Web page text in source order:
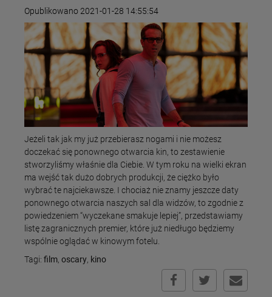
Opublikowano 2021-01-28 14:55:54
Jeżeli tak jak my już przebierasz nogami i nie możesz
doczekać się ponownego otwarcia kin, to zestawienie
stworzyliśmy właśnie dla Ciebie. W tym roku na wielki ekran
ma wejść tak dużo dobrych produkcji, że ciężko było
wybrać te najciekawsze. I chociaż nie znamy jeszcze daty
ponownego otwarcia naszych sal dla widzów, to zgodnie z
powiedzeniem “wyczekane smakuje lepiej”, przedstawiamy
listę zagranicznych premier, które już niedługo będziemy
wspólnie oglądać w kinowym fotelu.
Tagi: film, oscary, kino